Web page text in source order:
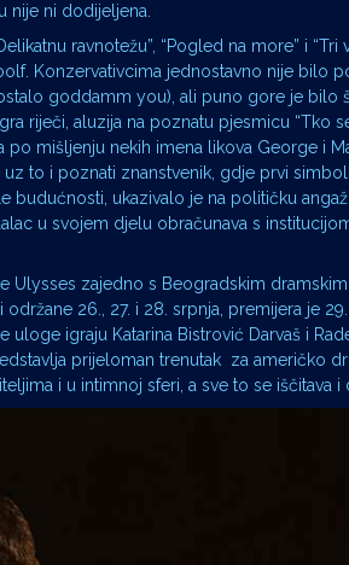
nije ni dodijeljena.
ravnotežu”, “Pogled na more” i “Tri
Konzervativcima jednostavno nije bilo
goddamm you), ali puno gore je bilo
riječi, aluzija na poznatu pjesmicu “Tko
mišljenju nekih imena likova George i
to i poznati znanstvenik, gdje prvi
budućnosti, ukazivalo je na političku
u svojem djelu obračunava s
Ulysses zajedno s Beogradskim
26., 27. i 28. srpnja, premijera je
igraju Katarina Bistrović Darvaš i
prijeloman trenutak za američko
i u intimnoj sferi, a sve to se iščitava i